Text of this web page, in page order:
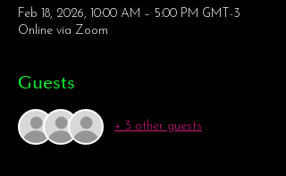
Feb 18, 2026, 10:00 AM – 5:00 PM GMT-3
Online via Zoom
Guests
+ 3 other guests